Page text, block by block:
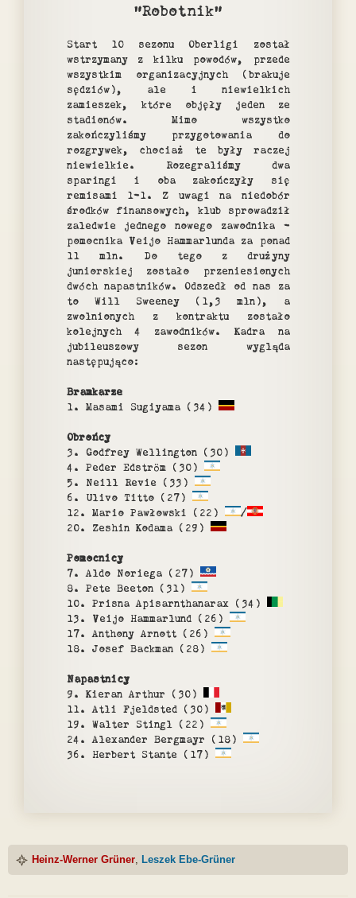
"Robotnik"
Start 10 sezonu Oberligi został
wstrzymany z kilku powodów, przede
wszystkim organizacyjnych (brakuje
sędziów), ale i niewielkich
zamieszek, które objęły jeden ze
stadionów. Mimo wszystko
zakończyliśmy przygotowania do
rozgrywek, chociaż te były raczej
niewielkie. Rozegraliśmy dwa
sparingi i oba zakończyły się
remisami 1-1. Z uwagi na niedobór
środków finansowych, klub sprowadził
zaledwie jednego nowego zawodnika -
pomocnika Veijo Hammarlunda za ponad
11 mln. Do tego z drużyny
juniorskiej zostało przeniesionych
dwóch napastników. Odszedł od nas za
to Will Sweeney (1,3 mln), a
zwolnionych z kontraktu zostało
kolejnych 4 zawodników. Kadra na
jubileuszowy sezon wygląda
następująco:
Bramkarze
1. Masami Sugiyama (34)
Obrońcy
3. Godfrey Wellington (30)
4. Peder Edström (30)
5. Neill Revie (33)
6. Ulivo Titto (27)
12. Mario Pawłowski (22)
/
20. Zeshin Kodama (29)
Pomocnicy
7. Aldo Noriega (27)
8. Pete Beeton (31)
10. Prisna Apisarnthanarax (34)
13. Veijo Hammarlund (26)
17. Anthony Arnott (26)
18. Josef Backman (28)
Napastnicy
9. Kieran Arthur (30)
11. Atli Fjeldsted (30)
19. Walter Stingl (22)
24. Alexander Bergmayr (18)
36. Herbert Stante (17)
Heinz-Werner Grüner, Leszek Ebe-Grüner